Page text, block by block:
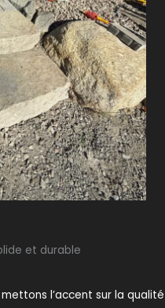
et durable
mettons l’accent sur la qualité